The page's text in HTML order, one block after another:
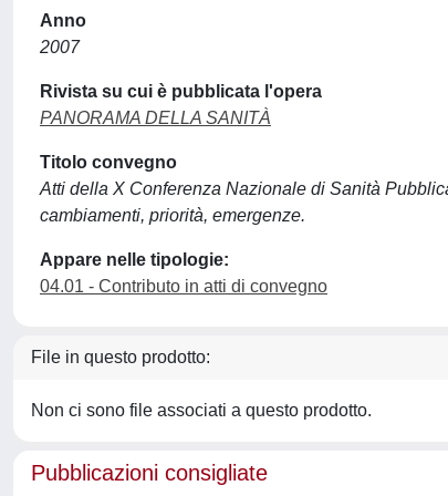
Anno
2007
Rivista su cui è pubblicata l'opera
PANORAMA DELLA SANITÀ
Titolo convegno
Atti della X Conferenza Nazionale di Sanità
cambiamenti, priorità, emergenze.
Appare nelle tipologie:
04.01 - Contributo in atti di convegno
File in questo prodotto:
Non ci sono file associati a questo prodotto.
Pubblicazioni consigliate